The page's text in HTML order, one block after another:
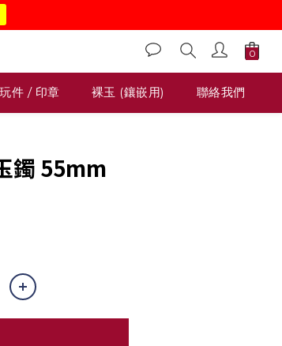
件 / 印章 裸玉 (鑲嵌用) 聯絡我們
鐲 55mm